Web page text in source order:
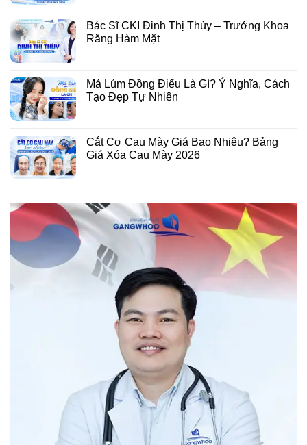
Bác Sĩ CKI Đinh Thị Thùy – Trưởng Khoa
Răng Hàm Mặt
Má Lúm Đồng Điếu Là Gì? Ý Nghĩa, Cách
Tạo Đẹp Tự Nhiên
Cắt Cơ Cau Mày Giá Bao Nhiêu? Bảng
Giá Xóa Cau Mày 2026